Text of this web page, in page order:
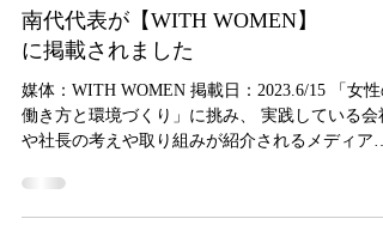
南代代表が【WITH WOMEN】
に掲載されました
媒体：WITH WOMEN 掲載日：2023.6/15 「女性
働き方と環境づくり」に挑み、 実践している会
や社長の考えや取り組みが紹介されるメディア、
た。 映像はバナーから視聴できますので是非ご
ください。